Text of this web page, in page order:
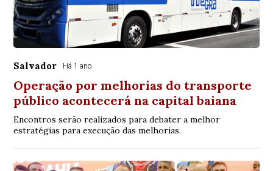
Salvador Há 1 ano
Operação por melhorias do transporte
público acontecerá na capital baiana
Encontros serão realizados para debater a melhor
estratégias para execução das melhorias.